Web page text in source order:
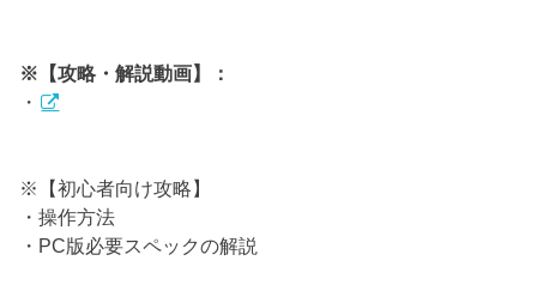
※【攻略・解説動画】：
・
※【初心者向け攻略】
・操作方法
・PC版必要スペックの解説